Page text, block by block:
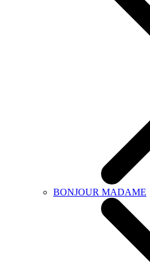
BONJOUR MADAME